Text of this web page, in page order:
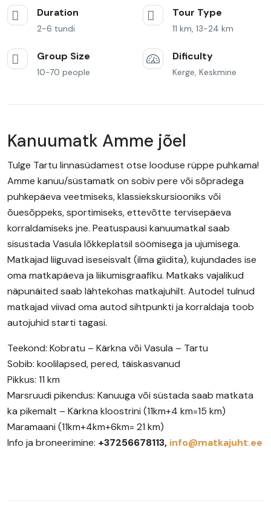
Duration
2-6 tundi
Tour Type
11 km, 13-24 km
Group Size
10-70 people
Dificulty
Kerge, Keskmine
Kanuumatk Amme jõel
Tulge Tartu linnasüdamest otse looduse rüppe puhkama!
Amme kanuu/süstamatk on sobiv pere või sõpradega
puhkepäeva veetmiseks, klassiekskursiooniks või
õuesõppeks, sportimiseks, ettevõtte tervisepäeva
korraldamiseks jne. Peatuspausi kanuumatkal saab
sisustada Vasula lõkkeplatsil söömisega ja ujumisega.
Matkajad liiguvad iseseisvalt (ilma giidita), kujundades ise
oma matkapäeva ja liikumisgraafiku. Matkaks vajalikud
näpunäited saab lähtekohas matkajuhilt. Autodel tulnud
matkajad viivad oma autod sihtpunkti ja korraldaja toob
autojuhid starti tagasi.
Teekond: Kobratu – Kärkna või Vasula – Tartu
Sobib: koolilapsed, pered, täiskasvanud
Pikkus: 11 km
Marsruudi pikendus: Kanuuga või süstada saab matkata
ka pikemalt – Kärkna kloostrini (11km+4 km=15 km)
Maramaani (11km+4km+6km= 21 km)
Info ja broneerimine: +37256678113, info@matkajuht.ee